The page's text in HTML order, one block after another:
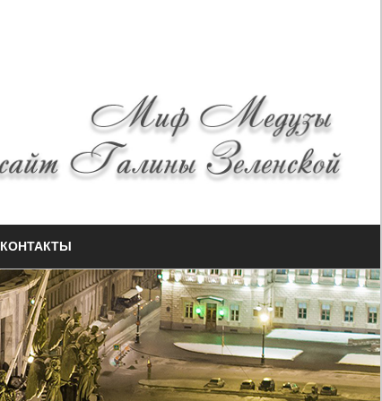
КОНТАКТЫ